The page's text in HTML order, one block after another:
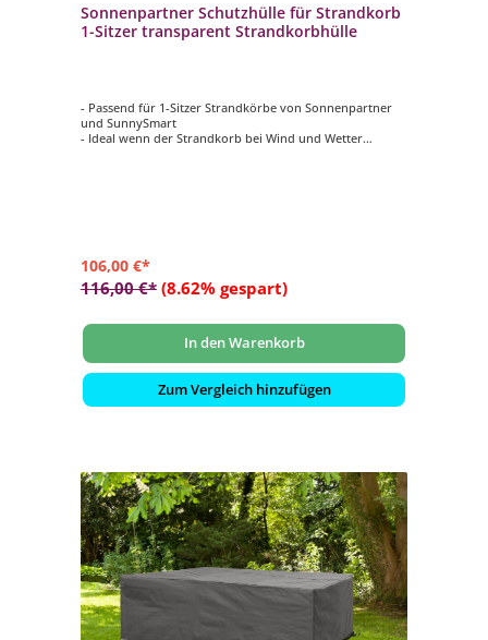
Sonnenpartner Schutzhülle für Strandkorb
1-Sitzer transparent Strandkorbhülle
- Passend für 1-Sitzer Strandkörbe von Sonnenpartner
und SunnySmart
- Ideal wenn der Strandkorb bei Wind und Wetter
106,00 €*
116,00 €* (8.62% gespart)
In den Warenkorb
Zum Vergleich hinzufügen